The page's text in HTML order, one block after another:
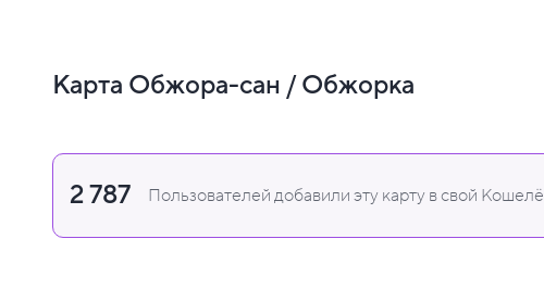
Карта Обжора-сан / Обжорка
2 787 Пользователей добавили эту карту в свой